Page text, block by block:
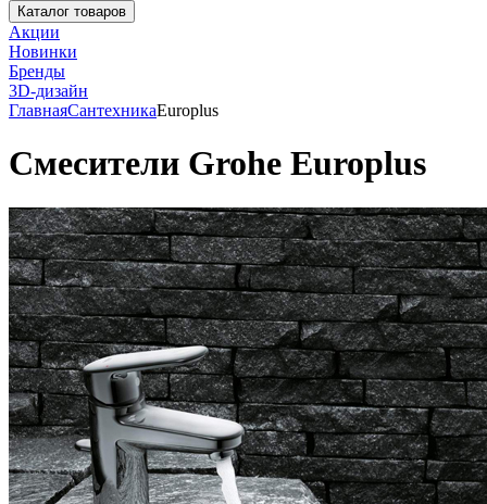
Каталог товаров
Акции
Новинки
Бренды
3D-дизайн
ГлавнаяСантехникаEuroplus
Смесители Grohe Europlus